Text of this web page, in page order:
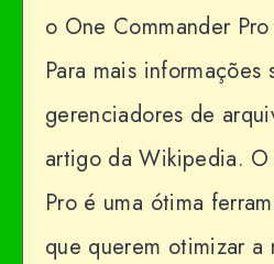
o One Commander
Para mais informações
gerenciadores de
artigo da Wikipedia.
Pro é uma ótima
que querem otimizar a